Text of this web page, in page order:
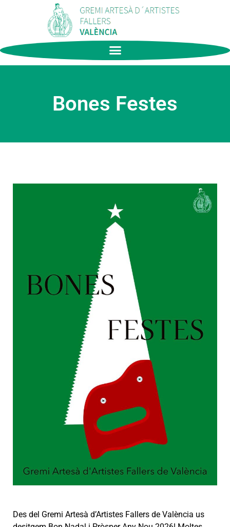
Bones Festes
Des del Gremi Artesà d’Artistes Fallers de València us